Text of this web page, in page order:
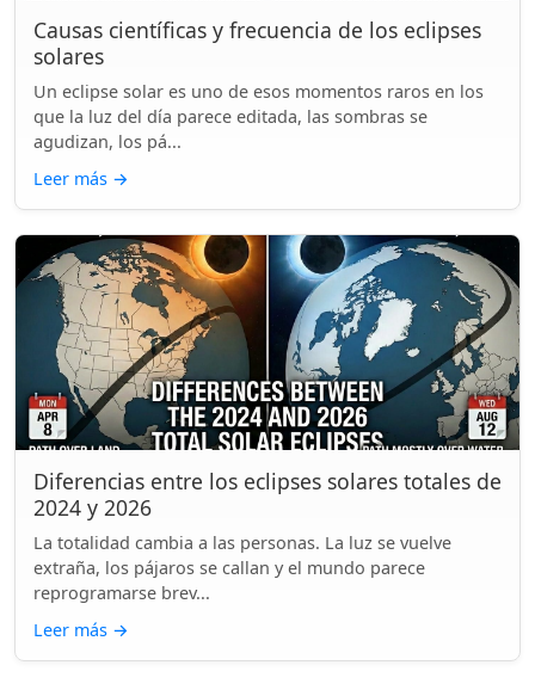
Causas científicas y frecuencia de los eclipses
solares
Un eclipse solar es uno de esos momentos raros en los
que la luz del día parece editada, las sombras se
agudizan, los pá...
Leer más →
Diferencias entre los eclipses solares totales de
2024 y 2026
La totalidad cambia a las personas. La luz se vuelve
extraña, los pájaros se callan y el mundo parece
reprogramarse brev...
Leer más →